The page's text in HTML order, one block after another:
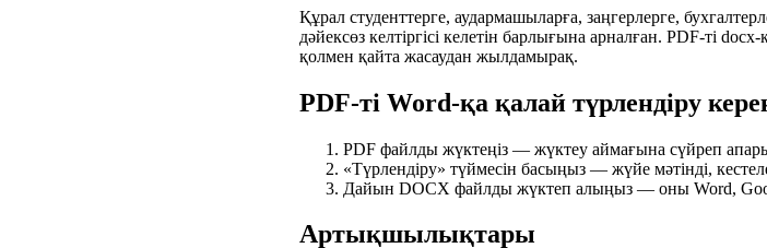
Құрал студенттерге, аудармашыларға, заңгерлерге,
дәйексөз келтіргісі келетін барлығына арналған. PDF-ті
қолмен қайта жасаудан жылдамырақ.
PDF-ті Word-қа қалай түрлендіру
PDF файлды жүктеңіз — жүктеу аймағына сүйреп
«Түрлендіру» түймесін басыңыз — жүйе мәтінді,
Дайын DOCX файлды жүктеп алыңыз — оны Word,
Артықшылықтары